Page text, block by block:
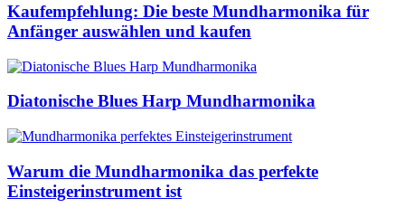
Kaufempfehlung: Die beste Mundharmonika für
Anfänger auswählen und kaufen
Diatonische Blues Harp Mundharmonika
Warum die Mundharmonika das perfekte
Einsteigerinstrument ist